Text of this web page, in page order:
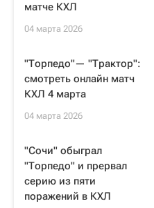
матче КХЛ
04 марта 2026
"Торпедо"— "Трактор":
смотреть онлайн матч
КХЛ 4 марта
04 марта 2026
"Сочи" обыграл
"Торпедо" и прервал
серию из пяти
поражений в КХЛ